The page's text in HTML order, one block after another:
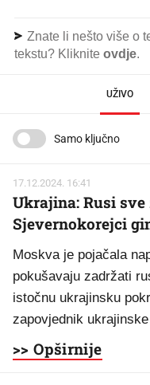
Znate li nešto više o
tekstu? Kliknite ovdje.
UŽIVO
Samo ključno
17.12.2024. 16:41
Ukrajina: Rusi
Sjevernokorejci
Moskva je pojačala
pokušavaju zadržati
istočnu ukrajinsku
zapovjednik
>> Opširnije